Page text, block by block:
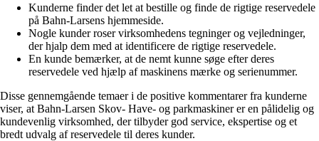
Kunderne finder det let at bestille og finde de rigtige reservedele
på Bahn-Larsens hjemmeside.
Nogle kunder roser virksomhedens tegninger og vejledninger,
der hjalp dem med at identificere de rigtige reservedele.
En kunde bemærker, at de nemt kunne søge efter deres
reservedele ved hjælp af maskinens mærke og serienummer.
Disse gennemgående temaer i de positive kommentarer fra kunderne
viser, at Bahn-Larsen Skov- Have- og parkmaskiner er en pålidelig og
kundevenlig virksomhed, der tilbyder god service, ekspertise og et
bredt udvalg af reservedele til deres kunder.